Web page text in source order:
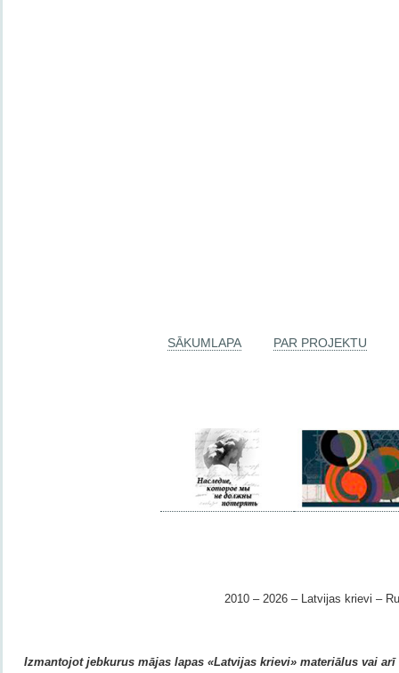
SĀKUMLAPA PAR PROJEKTU
2010 – 2026 – Latvijas krievi –
Izmantojot jebkurus mājas lapas «Latvijas krievi» materiālus vai